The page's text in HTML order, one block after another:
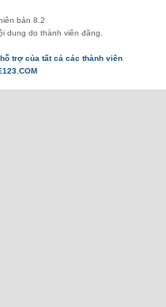
bản 8.2
dung do thành viên đăng.
trợ của tất cả các thành viên